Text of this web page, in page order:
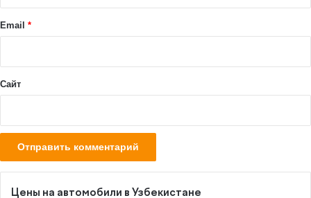
йEmail *
Сайт
Цены на автомобили в Узбекистане